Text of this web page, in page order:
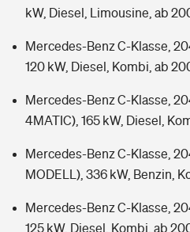
kW, Diesel, Limousine, ab
Mercedes-Benz C-Klasse,
120 kW, Diesel, Kombi, ab
Mercedes-Benz C-Klasse,
4MATIC), 165 kW, Diesel,
Mercedes-Benz C-Klasse,
MODELL), 336 kW, Benzin,
Mercedes-Benz C-Klasse,
125 kW, Diesel, Kombi, ab